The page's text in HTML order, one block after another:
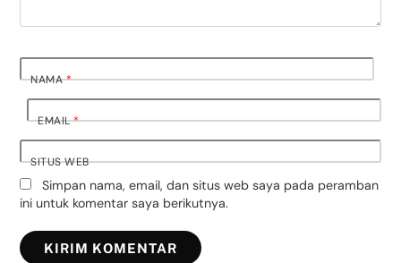
NAMA*
EMAIL*
SITUS WEB
Simpan nama, email, dan situs web saya pada peramban
ini untuk komentar saya berikutnya.